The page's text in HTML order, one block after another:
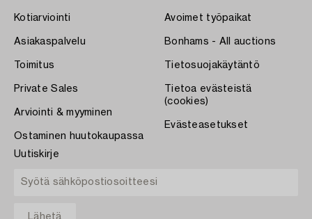
Kotiarviointi
Asiakaspalvelu
Toimitus
Private Sales
Arviointi & myyminen
Ostaminen huutokaupassa
Avoimet työpaikat
Bonhams - All auctions
Tietosuojakäytäntö
Tietoa evästeistä
(cookies)
Evästeasetukset
Uutiskirje